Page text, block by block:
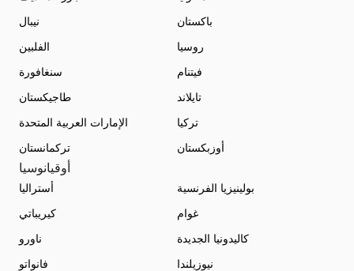
نيبال
باكستان
الفلبين
روسيا
سنغافورة
فيتنام
طاجيكستان
تايلاند
الإمارات العربية المتحدة
تركيا
تركمانستان
أوزبكستان
أوقيانوسيا
أستراليا
بولينيزيا الفرنسية
كيريباتي
غوام
ناورو
كاليدونيا الجديدة
فانواتو
نيوزيلندا